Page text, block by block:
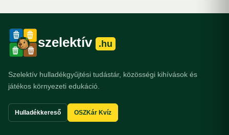
szelektív .hu
Szelektív hulladékgyűjtési tudástár, közösségi kihívások és
játékos környezeti edukáció.
Hulladékkereső OSZKár Kvíz